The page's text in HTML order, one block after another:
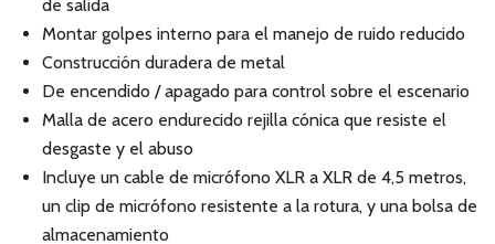
de salida
Montar golpes interno para el manejo de ruido reducido
Construcción duradera de metal
De encendido / apagado para control sobre el escenario
Malla de acero endurecido rejilla cónica que resiste el
desgaste y el abuso
Incluye un cable de micrófono XLR a XLR de 4,5 metros,
un clip de micrófono resistente a la rotura, y una bolsa de
almacenamiento